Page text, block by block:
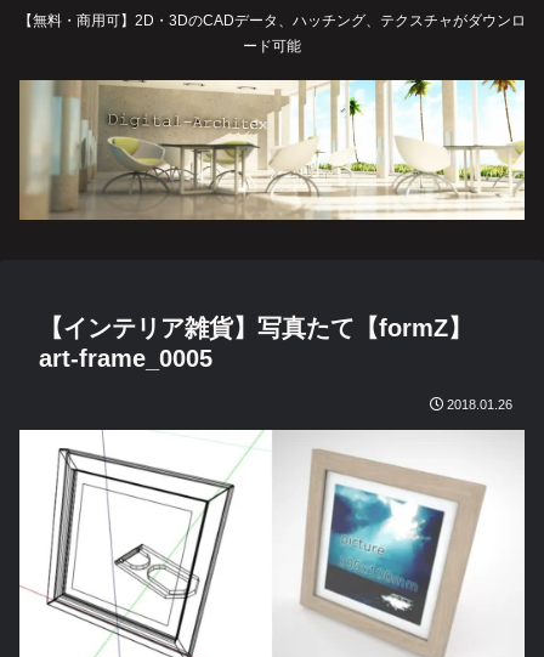
【無料・商用可】2D・3DのCADデータ、ハッチング、テクスチャがダウンロ
ード可能
【インテリア雑貨】写真たて【formZ】
art-frame_0005
2018.01.26